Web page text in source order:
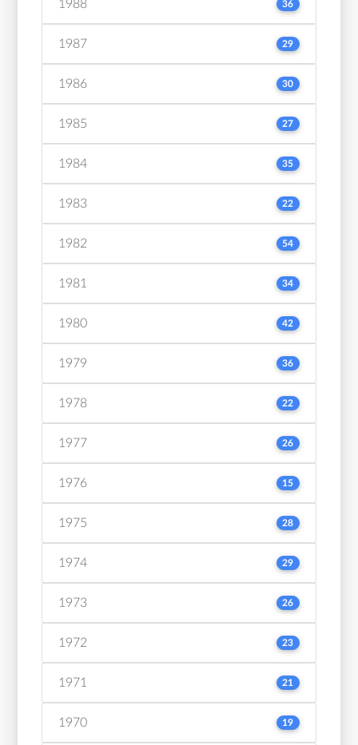
1988 36
1987 29
1986 30
1985 27
1984 35
1983 22
1982 54
1981 34
1980 42
1979 36
1978 22
1977 26
1976 15
1975 28
1974 29
1973 26
1972 23
1971 21
1970 19